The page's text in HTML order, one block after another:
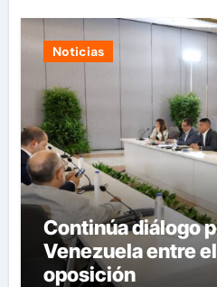
Noticias
Continúa diálogo
Venezuela entre
oposición